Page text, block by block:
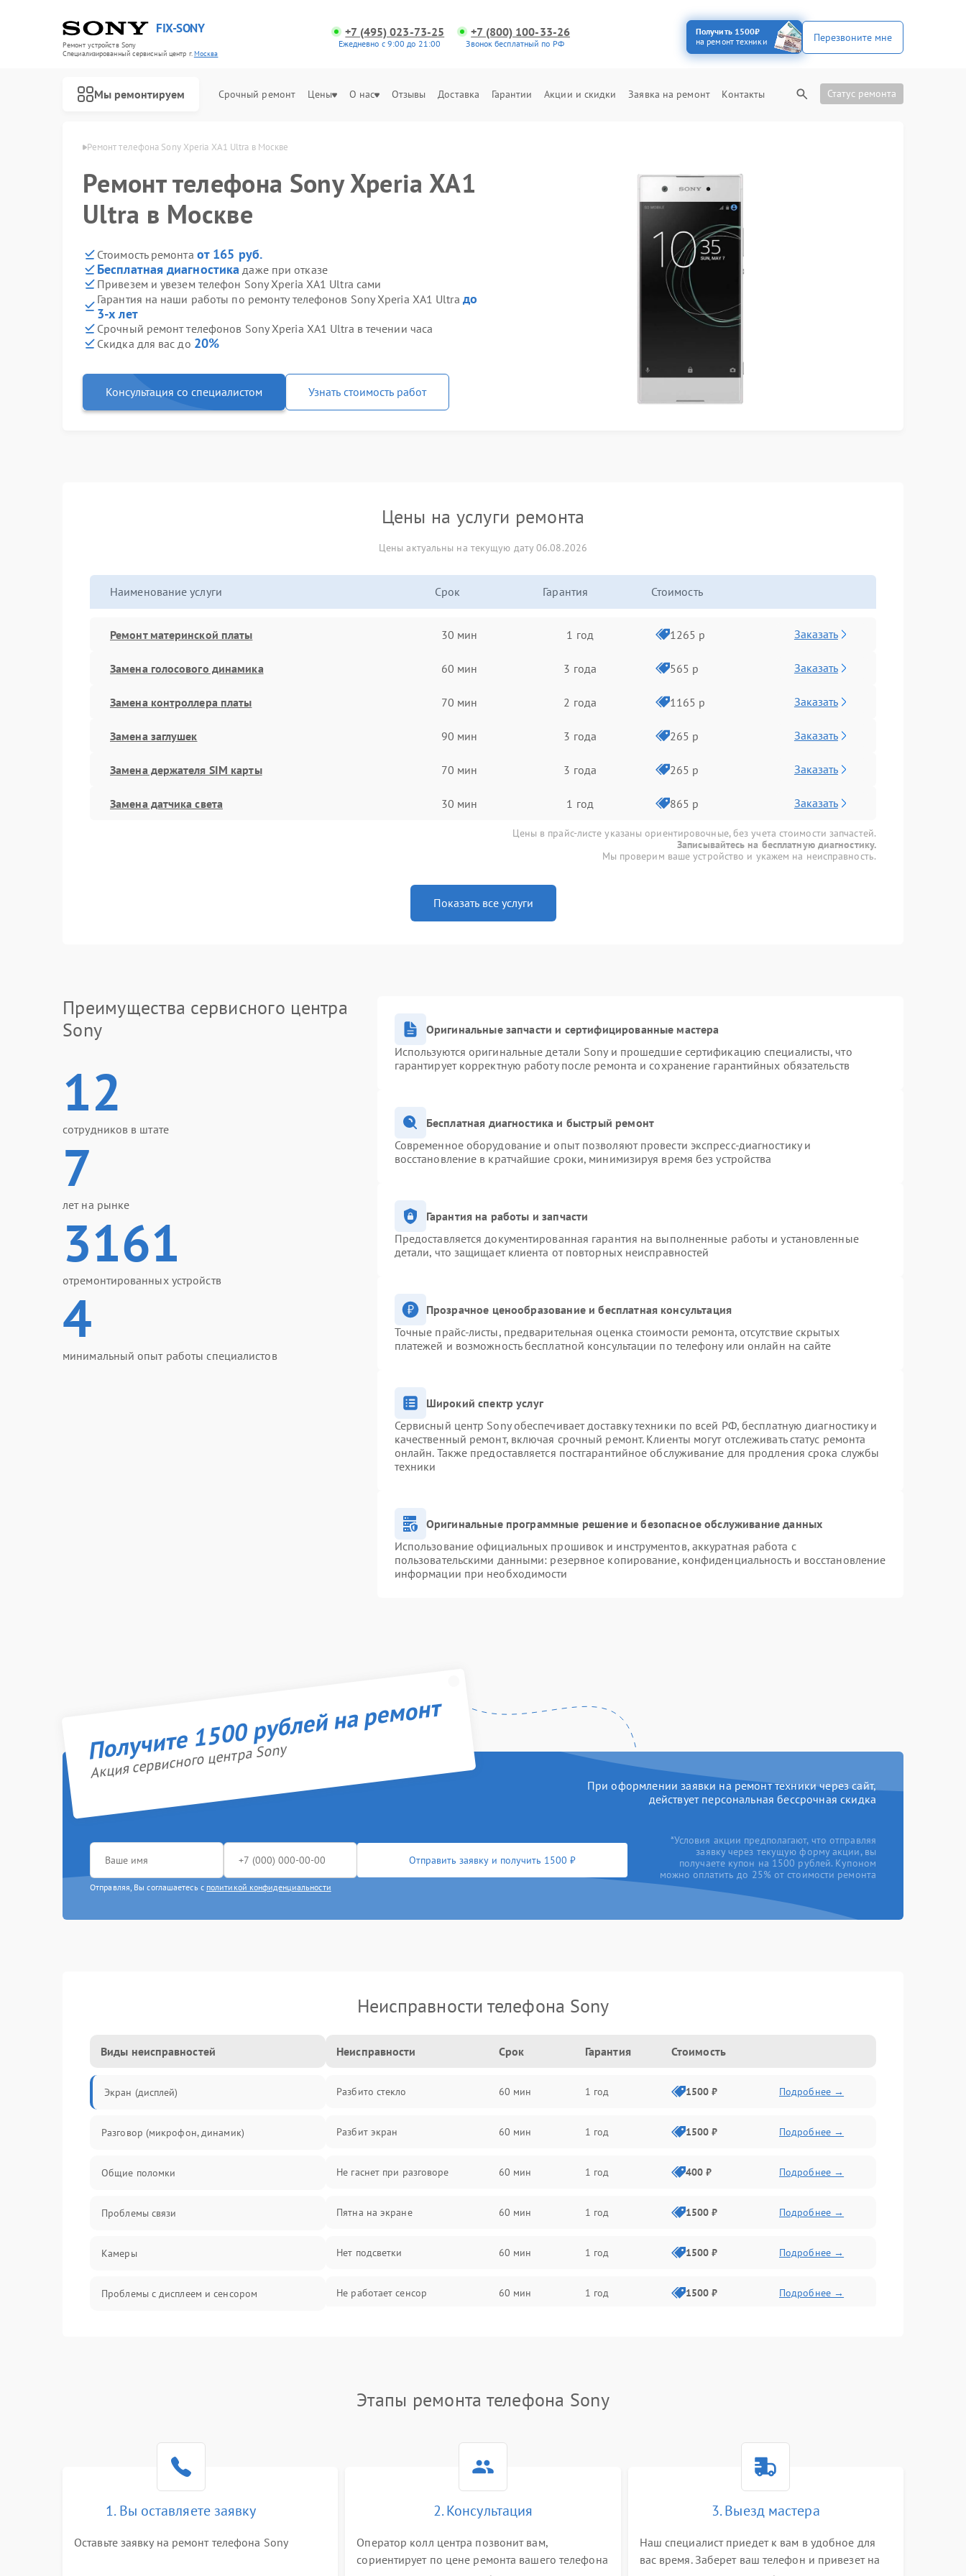
FIX-SONY
Ремонт устройств Sony
Специализированный cервисный центр г.Москва
+7 (495) 023-73-25
Ежедневно с 9:00 до 21:00
+7 (800) 100-33-26
Звонок бесплатный по РФ
Получить 1500₽
на ремонт техники
Перезвоните мне
Мы ремонтируем Срочный ремонт Цены О нас Отзывы Доставка Гарантии Акции и скидки Заявка на ремонт Контакты Статус ремонта
Ремонт телефона Sony Xperia XA1 Ultra в Москве
Ремонт телефона Sony Xperia XA1
Ultra в Москве
Стоимость ремонта от 165 руб.
Бесплатная диагностика даже при отказе
Привезем и увезем телефон Sony Xperia XA1 Ultra сами
Гарантия на наши работы по ремонту телефонов Sony Xperia XA1 Ultra до
3-х лет
Срочный ремонт телефонов Sony Xperia XA1 Ultra в течении часа
Скидка для вас до 20%
Консультация со специалистом Узнать стоимость работ
Цены на услуги ремонта
Цены актуальны на текущую дату 06.08.2026
Наименование услуги Срок Гарантия Стоимость
Ремонт материнской платы 30 мин 1 год 1265 р Заказать
Замена голосового динамика 60 мин 3 года 565 р Заказать
Замена контроллера платы 70 мин 2 года 1165 р Заказать
Замена заглушек 90 мин 3 года 265 р Заказать
Замена держателя SIM карты 70 мин 3 года 265 р Заказать
Замена датчика света 30 мин 1 год 865 р Заказать
Цены в прайс-листе указаны ориентировочные, без учета стоимости запчастей.
Записывайтесь на бесплатную диагностику.
Мы проверим ваше устройство и укажем на неисправность.
Показать все услуги
Преимущества сервисного центра
Sony
12
сотрудников в штате
7
лет на рынке
3161
отремонтированных устройств
4
минимальный опыт работы специалистов
Оригинальные запчасти и сертифицированные мастера
Используются оригинальные детали Sony и прошедшие сертификацию специалисты, что
гарантирует корректную работу после ремонта и сохранение гарантийных обязательств
Бесплатная диагностика и быстрый ремонт
Современное оборудование и опыт позволяют провести экспресс-диагностику и
восстановление в кратчайшие сроки, минимизируя время без устройства
Гарантия на работы и запчасти
Предоставляется документированная гарантия на выполненные работы и установленные
детали, что защищает клиента от повторных неисправностей
Прозрачное ценообразование и бесплатная консультация
Точные прайс-листы, предварительная оценка стоимости ремонта, отсутствие скрытых
платежей и возможность бесплатной консультации по телефону или онлайн на сайте
Широкий спектр услуг
Сервисный центр Sony обеспечивает доставку техники по всей РФ, бесплатную диагностику и
качественный ремонт, включая срочный ремонт. Клиенты могут отслеживать статус ремонта
онлайн. Также предоставляется постгарантийное обслуживание для продления срока службы
техники
Оригинальные программные решение и безопасное обслуживание данных
Использование официальных прошивок и инструментов, аккуратная работа с
пользовательскими данными: резервное копирование, конфиденциальность и восстановление
информации при необходимости
Получите 1500 рублей на ремонт
Акция сервисного центра Sony
При оформлении заявки на ремонт техники через сайт,
действует персональная бессрочная скидка
Отправить заявку и получить 1500 ₽
Отправляя, Вы соглашаетесь с политикой конфиденциальности
*Условия акции предполагают, что отправляя
заявку через текущую форму акции, вы
получаете купон на 1500 рублей. Купоном
можно оплатить до 25% от стоимости ремонта
Неисправности телефона Sony
Виды неисправностей
Экран (дисплей)
Разговор (микрофон, динамик)
Общие поломки
Проблемы связи
Камеры
Проблемы с дисплеем и сенсором
Неисправности Срок Гарантия Стоимость
Разбито стекло 60 мин 1 год 1500 ₽ Подробнее →
Разбит экран 60 мин 1 год 1500 ₽ Подробнее →
Не гаснет при разговоре 60 мин 1 год 400 ₽ Подробнее →
Пятна на экране 60 мин 1 год 1500 ₽ Подробнее →
Нет подсветки 60 мин 1 год 1500 ₽ Подробнее →
Не работает сенсор 60 мин 1 год 1500 ₽ Подробнее →
Не работает Face ID 60 мин 1 год
Этапы ремонта телефона Sony
1. Вы оставляете заявку
Оставьте заявку на ремонт телефона Sony
2. Консультация
Оператор колл центра позвонит вам,
сориентирует по цене ремонта вашего телефона
3. Выезд мастера
Наш специалист приедет к вам в удобное для
вас время. Заберет ваш телефон и привезет на